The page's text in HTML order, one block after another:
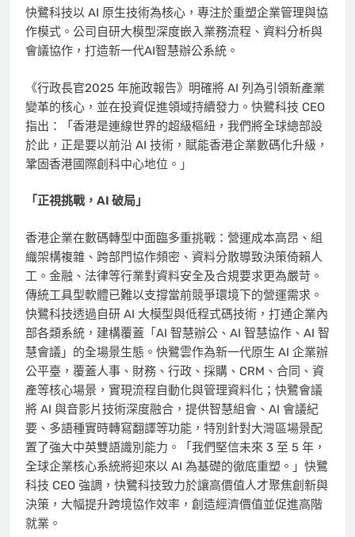
快鷺科技以 AI 原生技術為核心，專注於重塑企業管理與協
作模式。公司自研大模型深度嵌入業務流程、資料分析與
會議協作，打造新一代AI智慧辦公系統。
《行政長官2025 年施政報告》明確將 AI 列為引領新產業
變革的核心，並在投資促進領域持續發力。快鷺科技 CEO
指出：「香港是連線世界的超級樞紐，我們將全球總部設
於此，正是要以前沿 AI 技術，賦能香港企業數碼化升級，
鞏固香港國際創科中心地位。」
「正視挑戰，AI 破局」
香港企業在數碼轉型中面臨多重挑戰：營運成本高昂、組
織架構複雜、跨部門協作頻密、資料分散導致決策倚賴人
工。金融、法律等行業對資料安全及合規要求更為嚴苛。
傳統工具型軟體已難以支撐當前競爭環境下的營運需求。
快鷺科技透過自研 AI 大模型與低程式碼技術，打通企業內
部各類系統，建構覆蓋「AI 智慧辦公、AI 智慧協作、AI 智
慧會議」的全場景生態。快鷺雲作為新一代原生 AI 企業辦
公平臺，覆蓋人事、財務、行政、採購、CRM、合同、資
產等核心場景，實現流程自動化與管理資料化；快鷺會議
將 AI 與音影片技術深度融合，提供智慧組會、AI 會議紀
要、多語種實時轉寫翻譯等功能，特別針對大灣區場景配
置了強大中英雙語識別能力。「我們堅信未來 3 至 5 年，
全球企業核心系統將迎來以 AI 為基礎的徹底重塑。」快鷺
科技 CEO 強調，快鷺科技致力於讓高價值人才聚焦創新與
決策，大幅提升跨境協作效率，創造經濟價值並促進高階
就業。